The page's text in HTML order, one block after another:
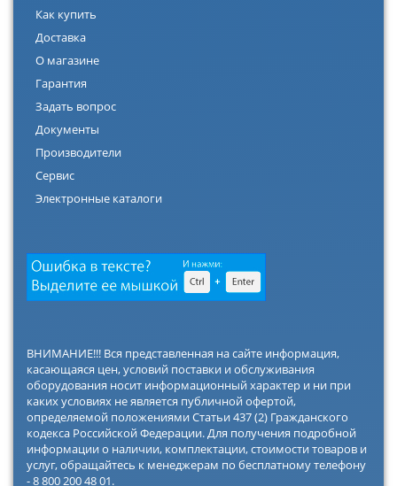
Как купить
Доставка
О магазине
Гарантия
Задать вопрос
Документы
Производители
Сервис
Электронные каталоги
ВНИМАНИЕ!!! Вся представленная на сайте информация,
касающаяся цен, условий поставки и обслуживания
оборудования носит информационный характер и ни при
каких условиях не является публичной офертой,
определяемой положениями Статьи 437 (2) Гражданского
кодекса Российской Федерации. Для получения подробной
информации о наличии, комплектации, стоимости товаров и
услуг, обращайтесь к менеджерам по бесплатному телефону
- 8 800 200 48 01.